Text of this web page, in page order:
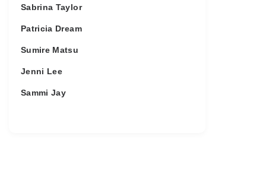
Sabrina Taylor
Patricia Dream
Sumire Matsu
Jenni Lee
Sammi Jay